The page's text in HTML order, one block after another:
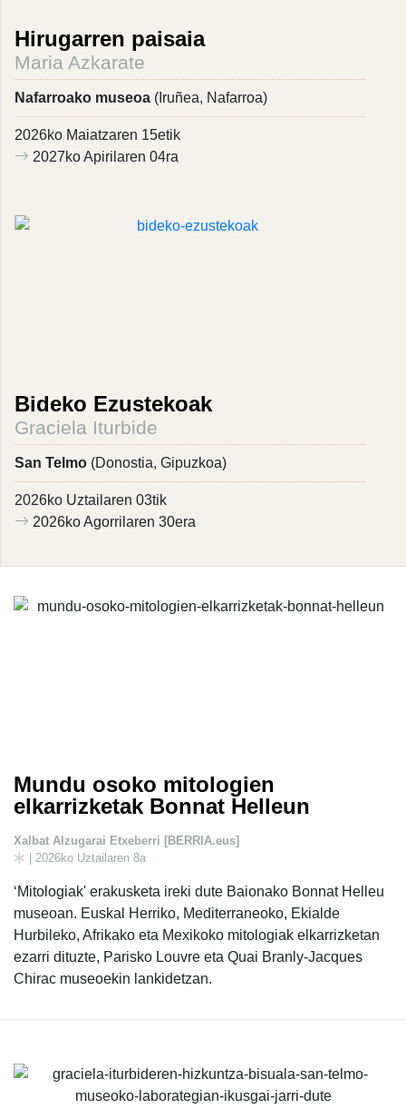
Hirugarren paisaia
Maria Azkarate
Nafarroako museoa (Iruñea, Nafarroa)
2026ko Maiatzaren 15etik
2027ko Apirilaren 04ra
Bideko Ezustekoak
Graciela Iturbide
San Telmo (Donostia, Gipuzkoa)
2026ko Uztailaren 03tik
2026ko Agorrilaren 30era
Mundu osoko mitologien
elkarrizketak Bonnat Helleun
Xalbat Alzugarai Etxeberri [BERRIA.eus]
| 2026ko Uztailaren 8a
‘Mitologiak' erakusketa ireki dute Baionako Bonnat Helleu
museoan. Euskal Herriko, Mediterraneoko, Ekialde
Hurbileko, Afrikako eta Mexikoko mitologiak elkarrizketan
ezarri dituzte, Parisko Louvre eta Quai Branly-Jacques
Chirac museoekin lankidetzan.